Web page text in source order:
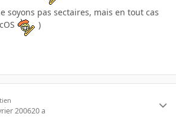
soyons pas sectaires, mais en tout cas
)
200620 a